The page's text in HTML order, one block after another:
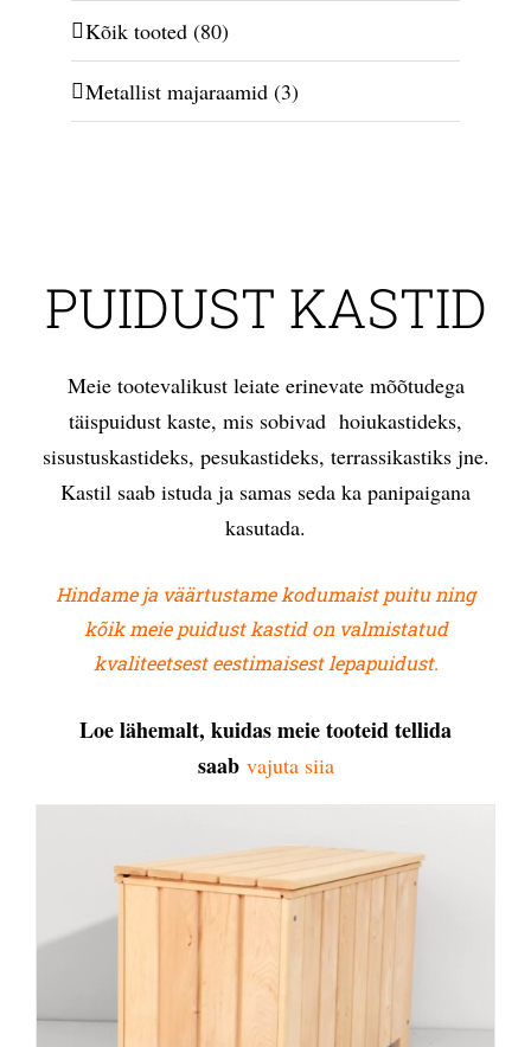
PUIDUST KASTID
Meie tootevalikust leiate erinevate mõõtudega
täispuidust kaste, mis sobivad hoiukastideks,
sisustuskastideks, pesukastideks, terrassikastiks jne.
Kastil saab istuda ja samas seda ka panipaigana
kasutada.
Hindame ja väärtustame kodumaist puitu ning
kõik meie puidust kastid on valmistatud
kvaliteetsest eestimaisest lepapuidust.
Loe lähemalt, kuidas meie tooteid tellida
saabvajuta siia
Kõik tooted (80)
Metallist majaraamid (3)